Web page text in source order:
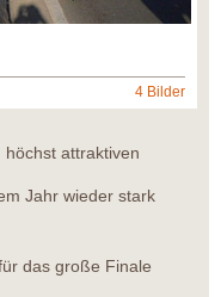
4 Bilder
höchst attraktiven
Jahr wieder stark
das große Finale